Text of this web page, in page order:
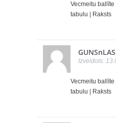
Vecmeitu
tabulu
Raksts
Izveidots:
Vecmeitu
tabulu
Raksts